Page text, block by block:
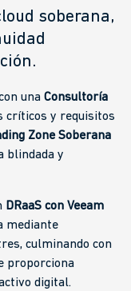
soberana,
una Consultoría
críticos y requisitos
Zone Soberana
blindada y
DRaaS con Veeam
mediante
culminando con
proporciona
digital.